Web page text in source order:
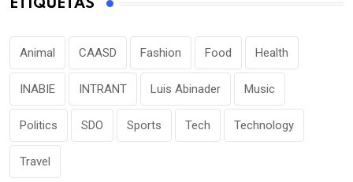
ETIQUETAS
Animal CAASD Fashion Food Health
INABIE INTRANT Luis Abinader Music
Politics SDO Sports Tech Technology
Travel